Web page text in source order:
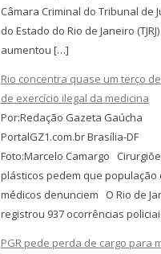
Câmara Criminal do Tribunal de
do Estado do Rio de Janeiro (TJRJ)
aumentou […]
Rio concentra quase um terço
de exercício ilegal da medicina
Por:Redação Gazeta Gaúcha
PortalGZ1.com.br Brasília-DF
Foto:Marcelo Camargo
plásticos pedem que população
médicos denunciem O Rio de
registrou 937 ocorrências
PGR pede perda de cargo para